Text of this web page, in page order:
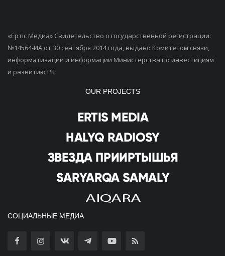
«Ертiс Медиа» Свидетельство о государственной регистрации:
№14564-ИА от 30 сентября 2014 года, выдано Комитетом связи,
информатизации и информации Министерства по инвестициям
и развитию РК
OUR PROJECTS
СОЦИАЛЬНЫЕ МЕДИА